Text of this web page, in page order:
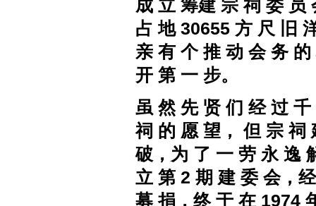
成 立 筹建 宗 祠 委 员
占 地 30655 方 尺 旧
亲 有 个 推 动 会 务
开 第 一 步。
虽 然 先 贤 们 经 过
祠 的 愿 望， 但 宗 祠
破，为 了 一 劳 永 逸
立 第 2 期 建 委 会，
募 捐，终 于 在 1974